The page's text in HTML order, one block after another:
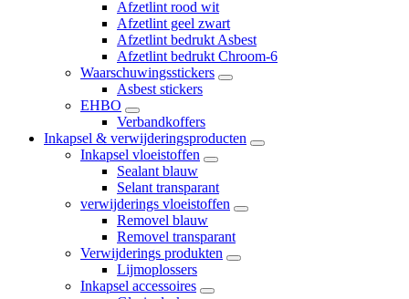
Afzetlint rood wit
Afzetlint geel zwart
Afzetlint bedrukt Asbest
Afzetlint bedrukt Chroom-6
Waarschuwingsstickers
Asbest stickers
EHBO
Verbandkoffers
Inkapsel & verwijderingsproducten
Inkapsel vloeistoffen
Sealant blauw
Selant transparant
verwijderings vloeistoffen
Removel blauw
Removel transparant
Verwijderings produkten
Lijmoplossers
Inkapsel accessoires